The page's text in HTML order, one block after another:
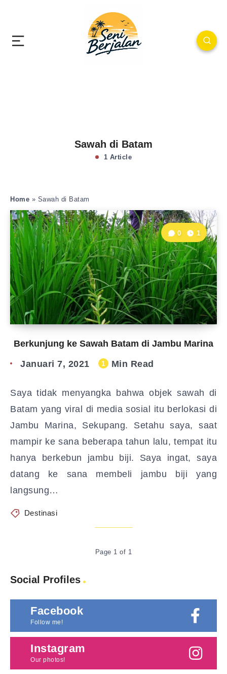
Sawah di Batam
1 Article
Home » Sawah di Batam
Berkunjung ke Sawah Batam di Jambu Marina
0 1
Januari 7, 2021 1 Min Read
Saya tidak menyangka bahwa objek sawah di
Batam yang viral di media sosial itu berlokasi di
Jambu Marina, Sekupang. Setahu saya, saat
mampir ke sana beberapa tahun lalu, tempat itu
hanya berkebun jambu biji. Saya ingat, saya
datang ke sana membeli jambu biji yang
langsung…
Destinasi
Page 1 of 1
Social Profiles
Facebook
Follow me!
Instagram
Our photos!